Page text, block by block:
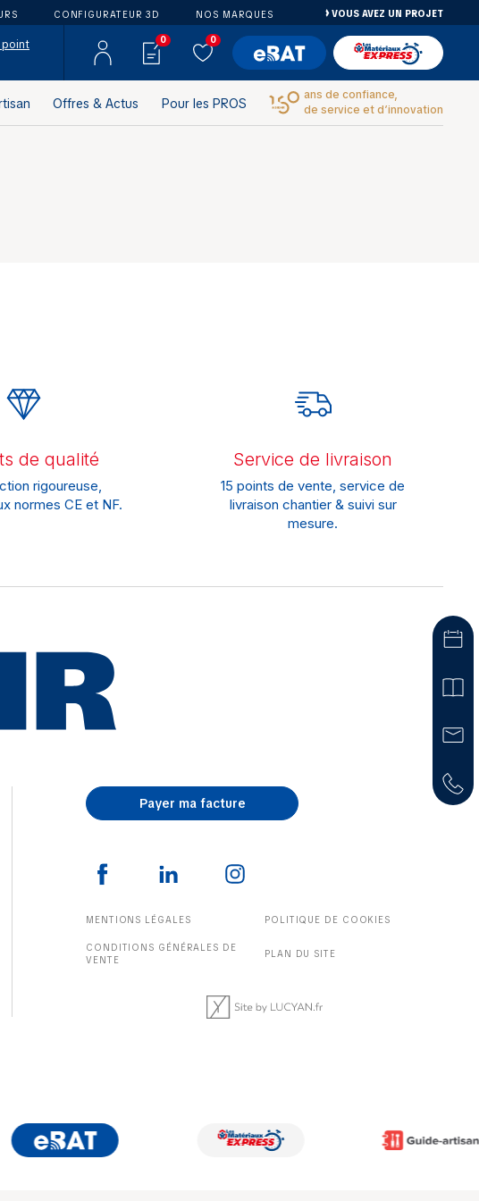
CONFIGURATEUR 3D NOS MARQUES VOUS AVEZ UN PROJET
point
0 0
Offres & Actus Pour les PROS
ans de confiance,
de service et d’innovation
de qualité
rigoureuse,
normes CE et NF.
Service de livraison
15 points de vente, service de
livraison chantier & suivi sur
mesure.
Payer ma facture
MENTIONS LÉGALES POLITIQUE DE COOKIES
CONDITIONS GÉNÉRALES DE
VENTE
PLAN DU SITE